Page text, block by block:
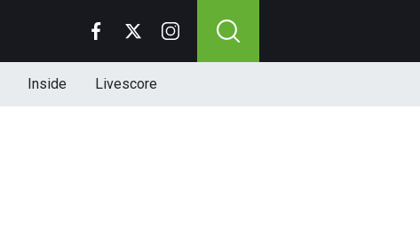
Inside Livescore